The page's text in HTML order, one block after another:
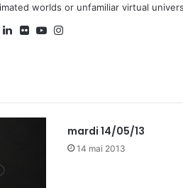
worlds or unfamiliar virtual
X
Lin Fli Yo
mardi 14/05/13
14 mai 2013